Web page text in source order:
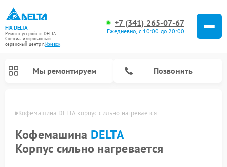
FIX-DELTA
Ремонт устройств DELTA
Специализированный
cервисный центр г.Ижевск
+7 (341) 265-07-67
Ежедневно, с 10:00 до 20:00
Мы ремонтируем Позвонить
Кофемашина DELTA корпус сильно нагревается
Кофемашина DELTA
Корпус сильно нагревается